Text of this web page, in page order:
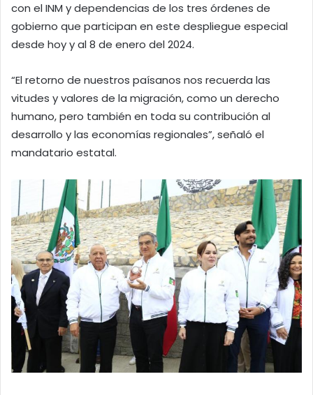
con el INM y dependencias de los tres órdenes de
gobierno que participan en este despliegue especial
desde hoy y al 8 de enero del 2024.
“El retorno de nuestros paísanos nos recuerda las
vitudes y valores de la migración, como un derecho
humano, pero también en toda su contribución al
desarrollo y las economías regionales”, señaló el
mandatario estatal.